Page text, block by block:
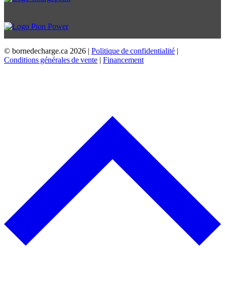
© bornedecharge.ca 2026 | Politique de confidentialité |
Conditions générales de vente | Financement